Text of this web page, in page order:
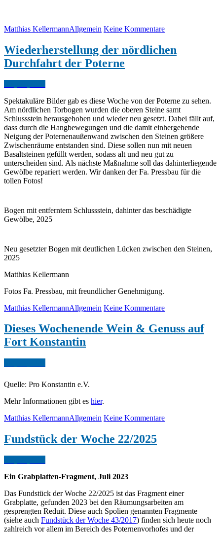
Matthias KellermannAllgemein Keine Kommentare
Wiederherstellung der nördlichen
Durchfahrt der Poterne
Spektakuläre Bilder gab es diese Woche von der Poterne zu sehen.
Am nördlichen Torbogen wurden die oberen Steine samt
Schlussstein herausgehoben und wieder neu gesetzt. Dabei fällt auf,
dass durch die Hangbewegungen und die damit einhergehende
Neigung der Poternenaußenwand zwischen den Steinen größere
Zwischenräume entstanden sind. Diese sollen nun mit neuen
Basaltsteinen gefüllt werden, sodass alt und neu gut zu
unterscheiden sind. Als nächste Maßnahme soll das dahinterliegende
Gewölbe repariert werden. Wir danken der Fa. Pressbau für die
tollen Fotos!
Bogen mit entferntem Schlussstein, dahinter das beschädigte
Gewölbe, 2025
Neu gesetzter Bogen mit deutlichen Lücken zwischen den Steinen,
2025
Matthias Kellermann
Fotos Fa. Pressbau, mit freundlicher Genehmigung.
Matthias KellermannAllgemein Keine Kommentare
Dieses Wochenende Wein & Genuss auf
Fort Konstantin
Quelle: Pro Konstantin e.V.
Mehr Informationen gibt es hier.
Matthias KellermannAllgemein Keine Kommentare
Fundstück der Woche 22/2025
Ein Grabplatten-Fragment, Juli 2023
Das Fundstück der Woche 22/2025 ist das Fragment einer
Grabplatte, gefunden 2023 bei den Räumungsarbeiten am
gesprengten Reduit. Diese auch Spolien genannten Fragmente
(siehe auch Fundstück der Woche 43/2017) finden sich heute noch
zahlreich vor allem im Bereich des Poternenvorhofes und der